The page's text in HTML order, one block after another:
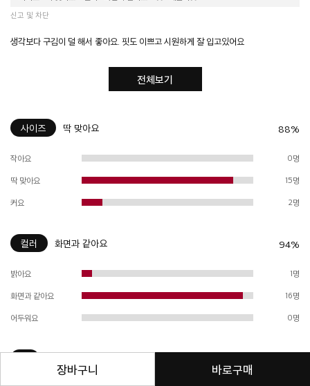
장바구니 바로구매
신고 및 차단
생각보다 구김이 덜 해서 좋아요. 핏도 이쁘고 시원하게 잘 입고있어요
전체보기
사이즈 딱 맞아요 88%
작아요 0명
딱 맞아요 15명
커요 2명
컬러 화면과 같아요 94%
밝아요 1명
화면과 같아요 16명
어두워요 0명